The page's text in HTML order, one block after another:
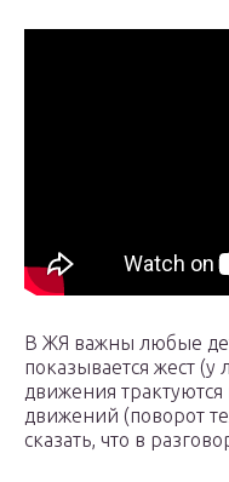
В ЖЯ важны любые
показывается жест
движения
движений (поворот
сказать, что в